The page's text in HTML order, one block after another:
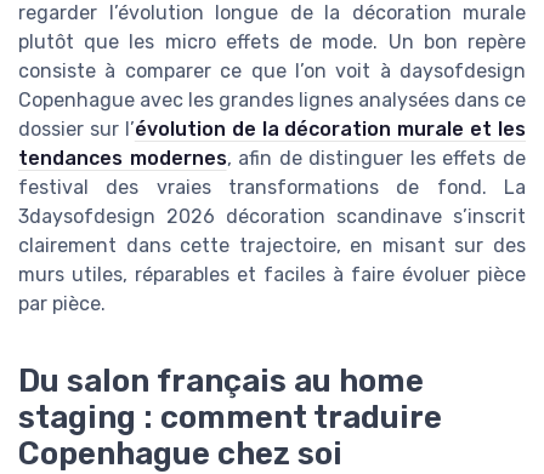
regarder l’évolution longue de la décoration murale
plutôt que les micro effets de mode. Un bon repère
consiste à comparer ce que l’on voit à daysofdesign
Copenhague avec les grandes lignes analysées dans ce
dossier sur l’évolution de la décoration murale et les
tendances modernes, afin de distinguer les effets de
festival des vraies transformations de fond. La
3daysofdesign 2026 décoration scandinave s’inscrit
clairement dans cette trajectoire, en misant sur des
murs utiles, réparables et faciles à faire évoluer pièce
par pièce.
Du salon français au home
staging : comment traduire
Copenhague chez soi